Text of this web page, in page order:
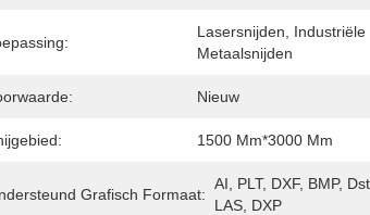
Lasersnijden, Industriële
Metaalsnijden
Nieuw
1500 Mm*3000 Mm
Grafisch Formaat:
AI, PLT, DXF, BMP,
LAS, DXP